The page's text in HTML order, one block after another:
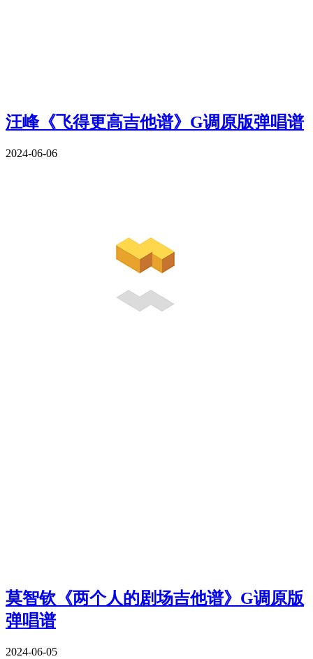
汪峰《飞得更高吉他谱》G调原版弹唱谱
2024-06-06
莫智钦《两个人的剧场吉他谱》G调原版
弹唱谱
2024-06-05